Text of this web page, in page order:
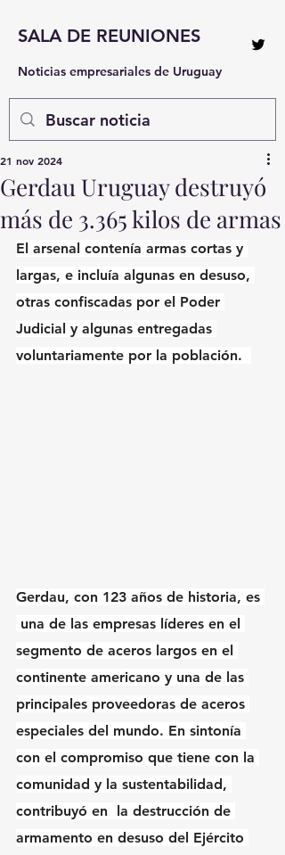
SALA DE REUNIONES
Noticias empresariales de Uruguay
Gerdau Uruguay destruyó
más de 3.365 kilos de armas
21 nov 2024
El arsenal contenía armas cortas y
largas, e incluía algunas en desuso,
otras confiscadas por el Poder
Judicial y algunas entregadas
voluntariamente por la población.
Gerdau, con 123 años de historia, es
una de las empresas líderes en el
segmento de aceros largos en el
continente americano y una de las
principales proveedoras de aceros
especiales del mundo. En sintonía
con el compromiso que tiene con la
comunidad y la sustentabilidad,
contribuyó en  la destrucción de
armamento en desuso del Ejército